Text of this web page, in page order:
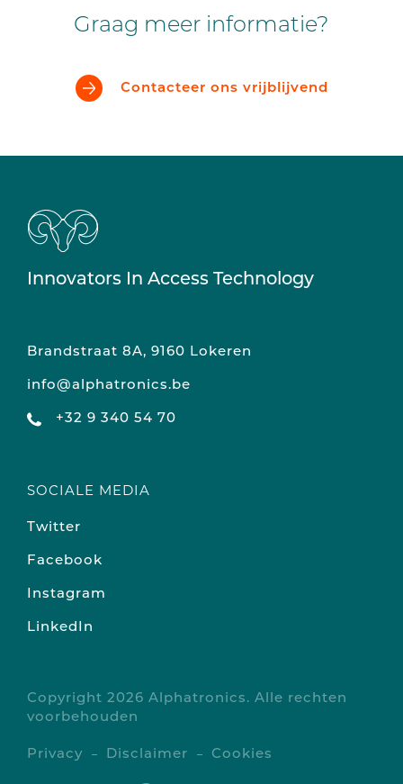
Graag meer informatie?
Contacteer ons vrijblijvend
Innovators In Access Technology
Brandstraat 8A, 9160 Lokeren
info@alphatronics.be
+32 9 340 54 70
SOCIALE MEDIA
Twitter
Facebook
Instagram
LinkedIn
Copyright 2026 Alphatronics. Alle rechten
voorbehouden
Privacy Disclaimer Cookies